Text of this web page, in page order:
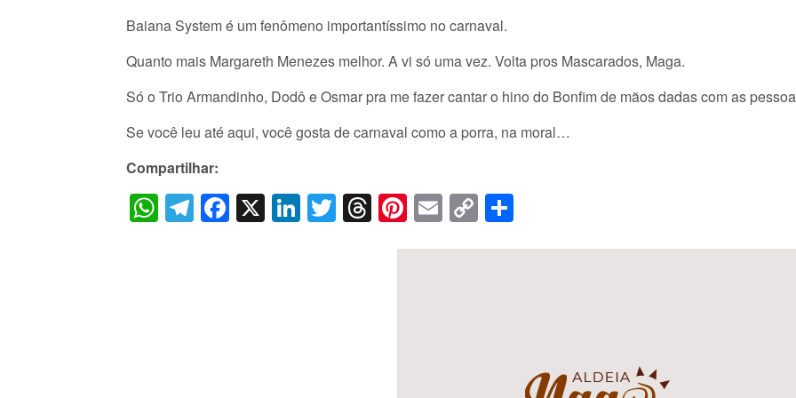
Baiana System é um fenômeno importantíssimo no carnaval.
Quanto mais Margareth Menezes melhor. A vi só uma vez. Volta pros Mascarados, Maga.
Só o Trio Armandinho, Dodô e Osmar pra me fazer cantar o hino do Bonfim de mãos dadas com as
Se você leu até aqui, você gosta de carnaval como a porra, na moral…
Compartilhar:
WhatsApp
Telegram
Facebook
X LinkedIn
Twitter
Threads
Pinterest
Email
Copy
Link